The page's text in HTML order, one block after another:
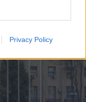
Privacy Policy